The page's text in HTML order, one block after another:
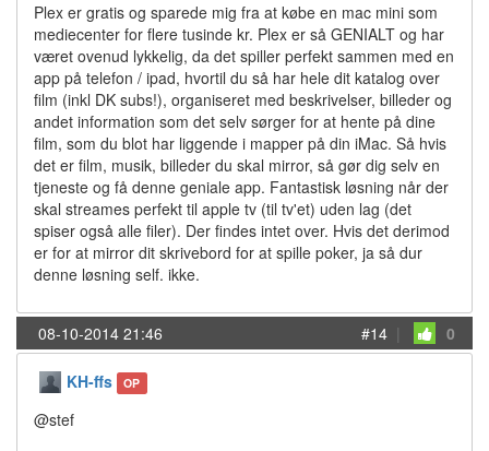
Plex er gratis og sparede mig fra at købe en mac mini som
mediecenter for flere tusinde kr. Plex er så GENIALT og har
været ovenud lykkelig, da det spiller perfekt sammen med en
app på telefon / ipad, hvortil du så har hele dit katalog over
film (inkl DK subs!), organiseret med beskrivelser, billeder og
andet information som det selv sørger for at hente på dine
film, som du blot har liggende i mapper på din iMac. Så hvis
det er film, musik, billeder du skal mirror, så gør dig selv en
tjeneste og få denne geniale app. Fantastisk løsning når der
skal streames perfekt til apple tv (til tv'et) uden lag (det
spiser også alle filer). Der findes intet over. Hvis det derimod
er for at mirror dit skrivebord for at spille poker, ja så dur
denne løsning self. ikke.
08-10-2014 21:46 #14 | 0
KH-ffs OP
@stef